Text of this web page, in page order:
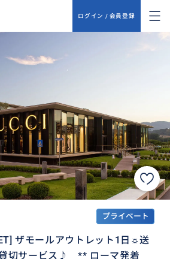
ログイン / 会員登録
プライベート
ザモールアウトレット1日☼送
切サービス♪ ** ローマ発着